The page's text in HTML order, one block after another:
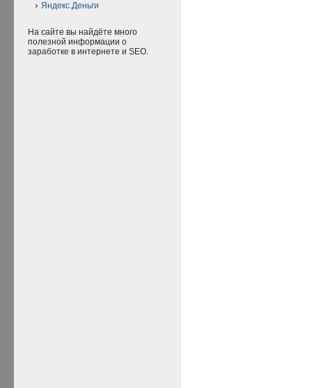
Яндекс.Деньги
На сайте вы найдёте много
полезной информации о
заработке в интернете и SEO.